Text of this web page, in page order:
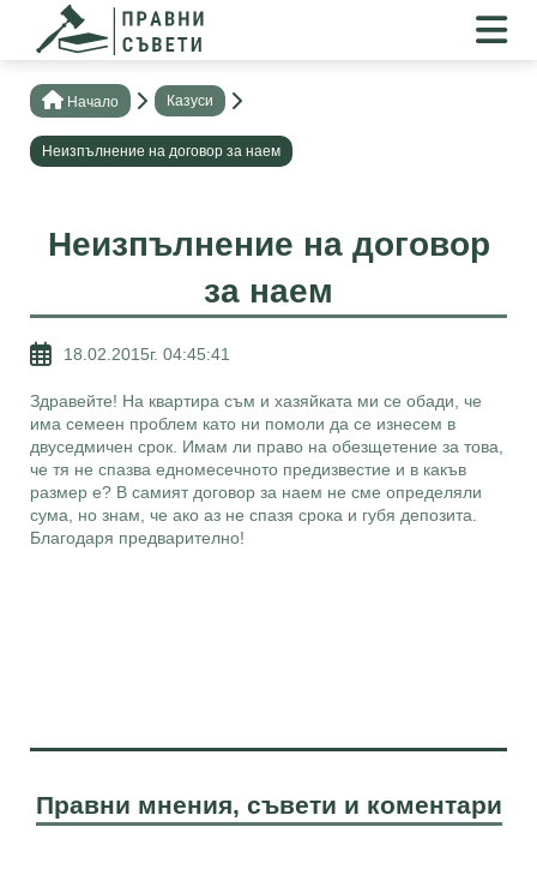
Нaчало Казуси
Неизпълнение на договор за наем
Неизпълнение на договор
за наем
18.02.2015г. 04:45:41
Здравейте! На квартира съм и хазяйката ми се обади, че
има семеен проблем като ни помоли да се изнесем в
двуседмичен срок. Имам ли право на обезщетение за това,
че тя не спазва едномесечното предизвестие и в какъв
размер е? В самият договор за наем не сме определяли
сума, но знам, че ако аз не спазя срока и губя депозита.
Благодаря предварително!
Правни мнения, съвети и коментари